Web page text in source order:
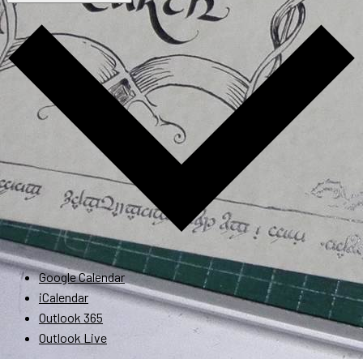
Google Calendar
iCalendar
Outlook 365
Outlook Live